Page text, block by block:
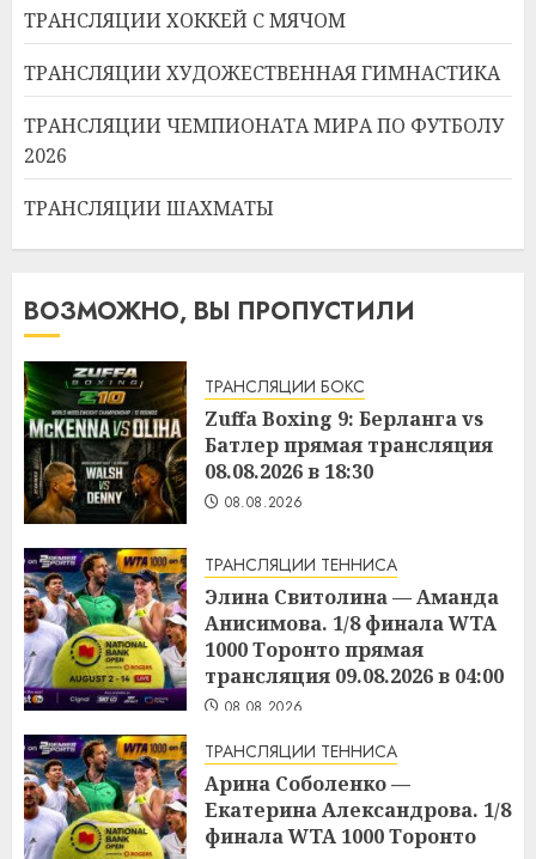
ТРАНСЛЯЦИИ ХОККЕЙ С МЯЧОМ
ТРАНСЛЯЦИИ ХУДОЖЕСТВЕННАЯ ГИМНАСТИКА
ТРАНСЛЯЦИИ ЧЕМПИОНАТА МИРА ПО ФУТБОЛУ
2026
ТРАНСЛЯЦИИ ШАХМАТЫ
ВОЗМОЖНО, ВЫ ПРОПУСТИЛИ
ТРАНСЛЯЦИИ БОКС
Zuffa Boxing 9: Берланга vs
Батлер прямая трансляция
08.08.2026 в 18:30
08.08.2026
ТРАНСЛЯЦИИ ТЕННИСА
Элина Свитолина — Аманда
Анисимова. 1/8 финала WTA
1000 Торонто прямая
трансляция 09.08.2026 в 04:00
08.08.2026
ТРАНСЛЯЦИИ ТЕННИСА
Арина Соболенко —
Екатерина Александрова. 1/8
финала WTA 1000 Торонто